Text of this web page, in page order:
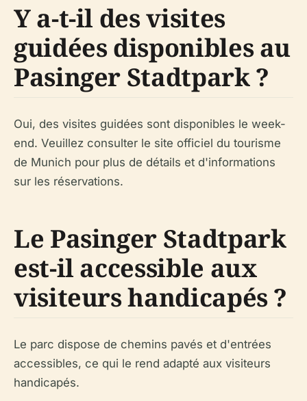
Y a-t-il des visites
guidées disponibles au
Pasinger Stadtpark ?
Oui, des visites guidées sont disponibles le week-
end. Veuillez consulter le site officiel du tourisme
de Munich pour plus de détails et d'informations
sur les réservations.
Le Pasinger Stadtpark
est-il accessible aux
visiteurs handicapés ?
Le parc dispose de chemins pavés et d'entrées
accessibles, ce qui le rend adapté aux visiteurs
handicapés.